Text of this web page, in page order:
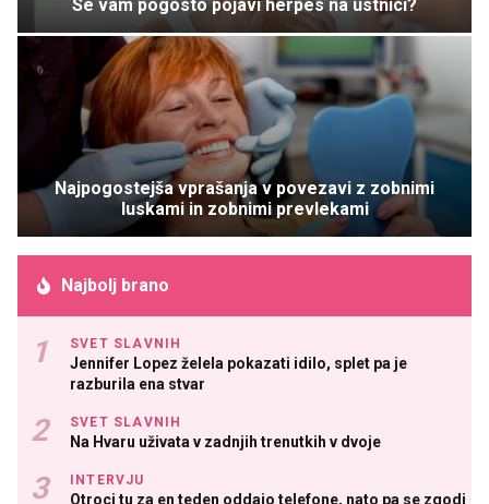
Se vam pogosto pojavi herpes na ustnici?
Najpogostejša vprašanja v povezavi z zobnimi
luskami in zobnimi prevlekami
Najbolj brano
SVET SLAVNIH
Jennifer Lopez želela pokazati idilo, splet pa je
razburila ena stvar
SVET SLAVNIH
Na Hvaru uživata v zadnjih trenutkih v dvoje
INTERVJU
Otroci tu za en teden oddajo telefone, nato pa se zgodi